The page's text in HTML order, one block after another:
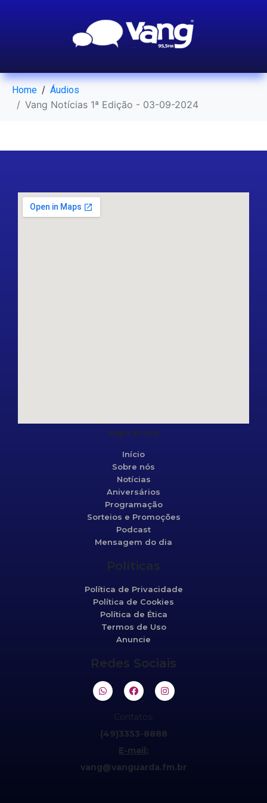
Home Áudios
Vang Notícias 1ª Edição - 03-09-2024
Mapa do site
Início
Sobre nós
Notícias
Aniversários
Programação
Sorteios e Promoções
Podcast
Mensagem do dia
Políticas
Política de Privacidade
Política de Cookies
Política de Ética
Termos de Uso
Anuncie
Redes Sociais
Contatos:
(49)3353-8888
E-mail:
vang@vanguarda.fm.br